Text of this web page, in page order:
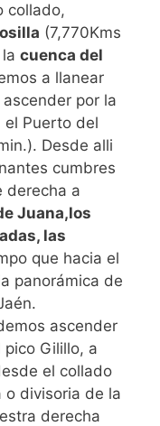
collado,
(7,770Kms
cuenca del
a llanear
por la
el Puerto del
Desde alli
cumbres
derecha a
Juana,los
las
que hacia el
panorámica de
ascender
Gilillo, a
el collado
o divisoria de la
derecha